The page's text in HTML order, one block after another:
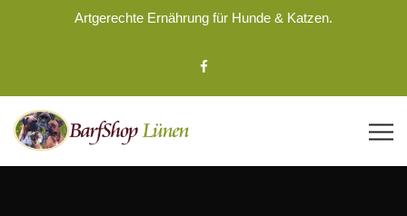
Artgerechte Ernährung für Hunde & Katzen.